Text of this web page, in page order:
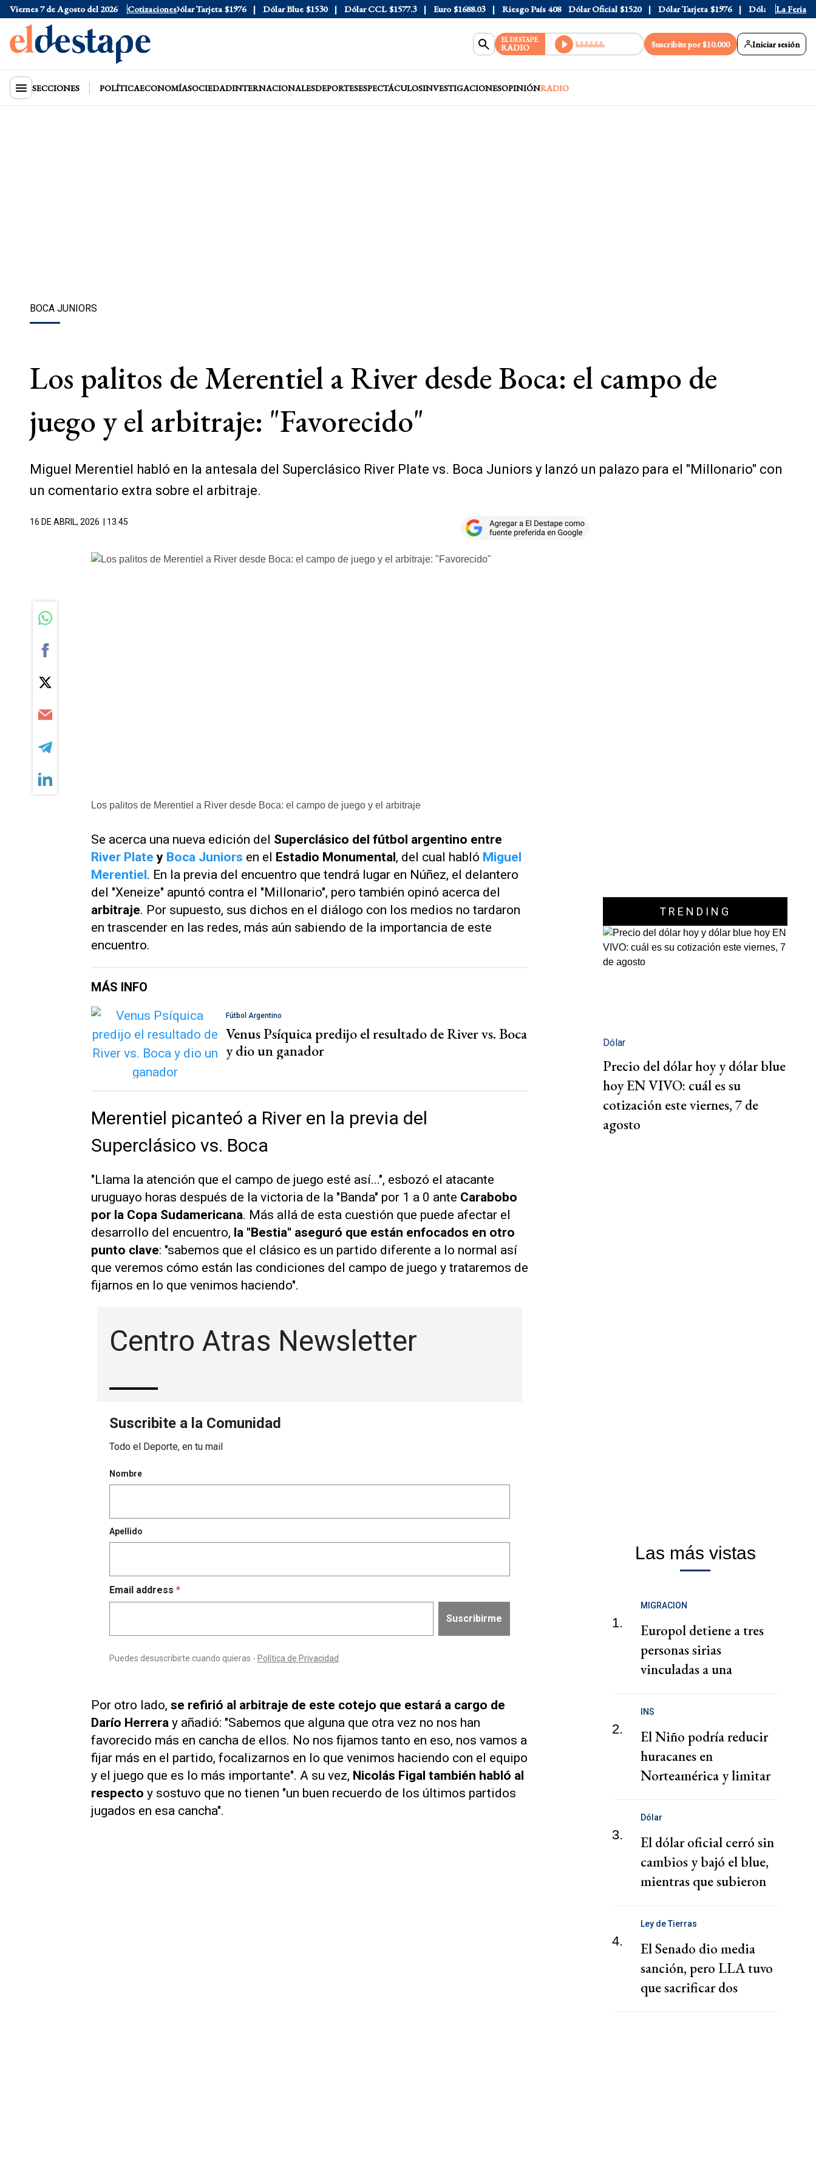
Viernes 7 de Agosto del 2026 Cotizaciones
Dólar Oficial $1520 Dólar Tarjeta $1976 Dólar Blue $1530 Dólar CCL $1577.3 Euro $1688.03 Riesgo País 408 Dólar Oficial $1520 Dólar Tarjeta $1976 Dólar Blue $1530
La Feria
EL DESTAPE
RADIO Suscribite por $10.000 Iniciar sesión
SECCIONES POLÍTICAECONOMÍASOCIEDADINTERNACIONALESDEPORTESESPECTÁCULOSINVESTIGACIONESOPINIÓNRADIO
BOCA JUNIORS
Los palitos de Merentiel a River desde Boca: el campo de
juego y el arbitraje: "Favorecido"
Miguel Merentiel habló en la antesala del Superclásico River Plate vs. Boca Juniors y lanzó un palazo para el "Millonario" con
un comentario extra sobre el arbitraje.
16 DE ABRIL, 2026 | 13.45
Los palitos de Merentiel a River desde Boca: el campo de juego y el arbitraje
Se acerca una nueva edición del Superclásico del fútbol argentino entre
River Plate y Boca Juniors en el Estadio Monumental, del cual habló Miguel
Merentiel. En la previa del encuentro que tendrá lugar en Núñez, el delantero
del "Xeneize" apuntó contra el "Millonario", pero también opinó acerca del
arbitraje. Por supuesto, sus dichos en el diálogo con los medios no tardaron
en trascender en las redes, más aún sabiendo de la importancia de este
encuentro.
MÁS INFO
Fútbol Argentino
Venus Psíquica predijo el resultado de River vs. Boca
y dio un ganador
Merentiel picanteó a River en la previa del
Superclásico vs. Boca
"Llama la atención que el campo de juego esté así...", esbozó el atacante
uruguayo horas después de la victoria de la "Banda" por 1 a 0 ante Carabobo
por la Copa Sudamericana. Más allá de esta cuestión que puede afectar el
desarrollo del encuentro, la "Bestia" aseguró que están enfocados en otro
punto clave: "sabemos que el clásico es un partido diferente a lo normal así
que veremos cómo están las condiciones del campo de juego y trataremos de
fijarnos en lo que venimos haciendo".
Por otro lado, se refirió al arbitraje de este cotejo que estará a cargo de
Darío Herrera y añadió: "Sabemos que alguna que otra vez no nos han
favorecido más en cancha de ellos. No nos fijamos tanto en eso, nos vamos a
fijar más en el partido, focalizarnos en lo que venimos haciendo con el equipo
y el juego que es lo más importante". A su vez, Nicolás Figal también habló al
respecto y sostuvo que no tienen "un buen recuerdo de los últimos partidos
jugados en esa cancha".
TRENDING
Dólar
Precio del dólar hoy y dólar blue
hoy EN VIVO: cuál es su
cotización este viernes, 7 de
agosto
Las más vistas
1.
MIGRACION
Europol detiene a tres
personas sirias
vinculadas a una
de migrantes
2.
INS
El Niño podría reducir
huracanes en
Norteamérica y limitar
Zurich
3.
Dólar
El dólar oficial cerró sin
cambios y bajó el blue,
mientras que subieron
4.
Ley de Tierras
El Senado dio media
sanción, pero LLA tuvo
que sacrificar dos